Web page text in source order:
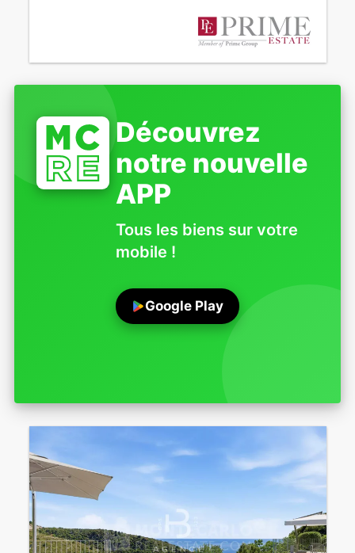
Découvrez
notre nouvelle
APP
Tous les biens sur votre
mobile !
Google Play